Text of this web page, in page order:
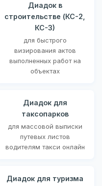
Диадок в
строительстве (КС-2,
КС-3)
для быстрого
визирования актов
выполненных работ на
объектах
Диадок для
таксопарков
для массовой выписки
путевых листов
водителям такси онлайн
Диадок для туризма